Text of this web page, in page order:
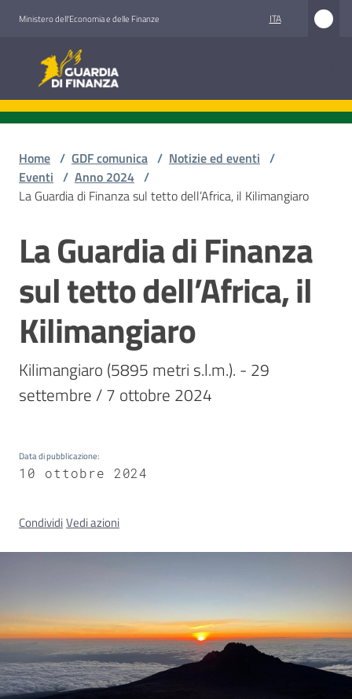
Ministero dell'Economia e delle Finanze ITA
Guardia di Finanza
Guardia di Finanza
siamo
facciamo
Comunicazione
e
media
Concorsi
Istituti
di
Seguici
su
Home / GDF comunica / Notizie ed eventi /
Eventi / Anno 2024 /
La Guardia di Finanza sul tetto dell’Africa, il Kilimangiaro
Salta al contenuto
La Guardia di Finanza
sul tetto dell’Africa, il
Kilimangiaro
Kilimangiaro (5895 metri s.l.m.). - 29
settembre / 7 ottobre 2024
Data di pubblicazione:
10 ottobre 2024
CondividiVedi azioni